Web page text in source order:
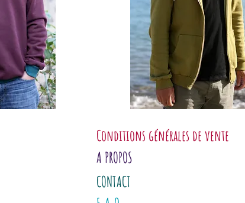
Conditions générales de vente
A PROPOS
CONTACT